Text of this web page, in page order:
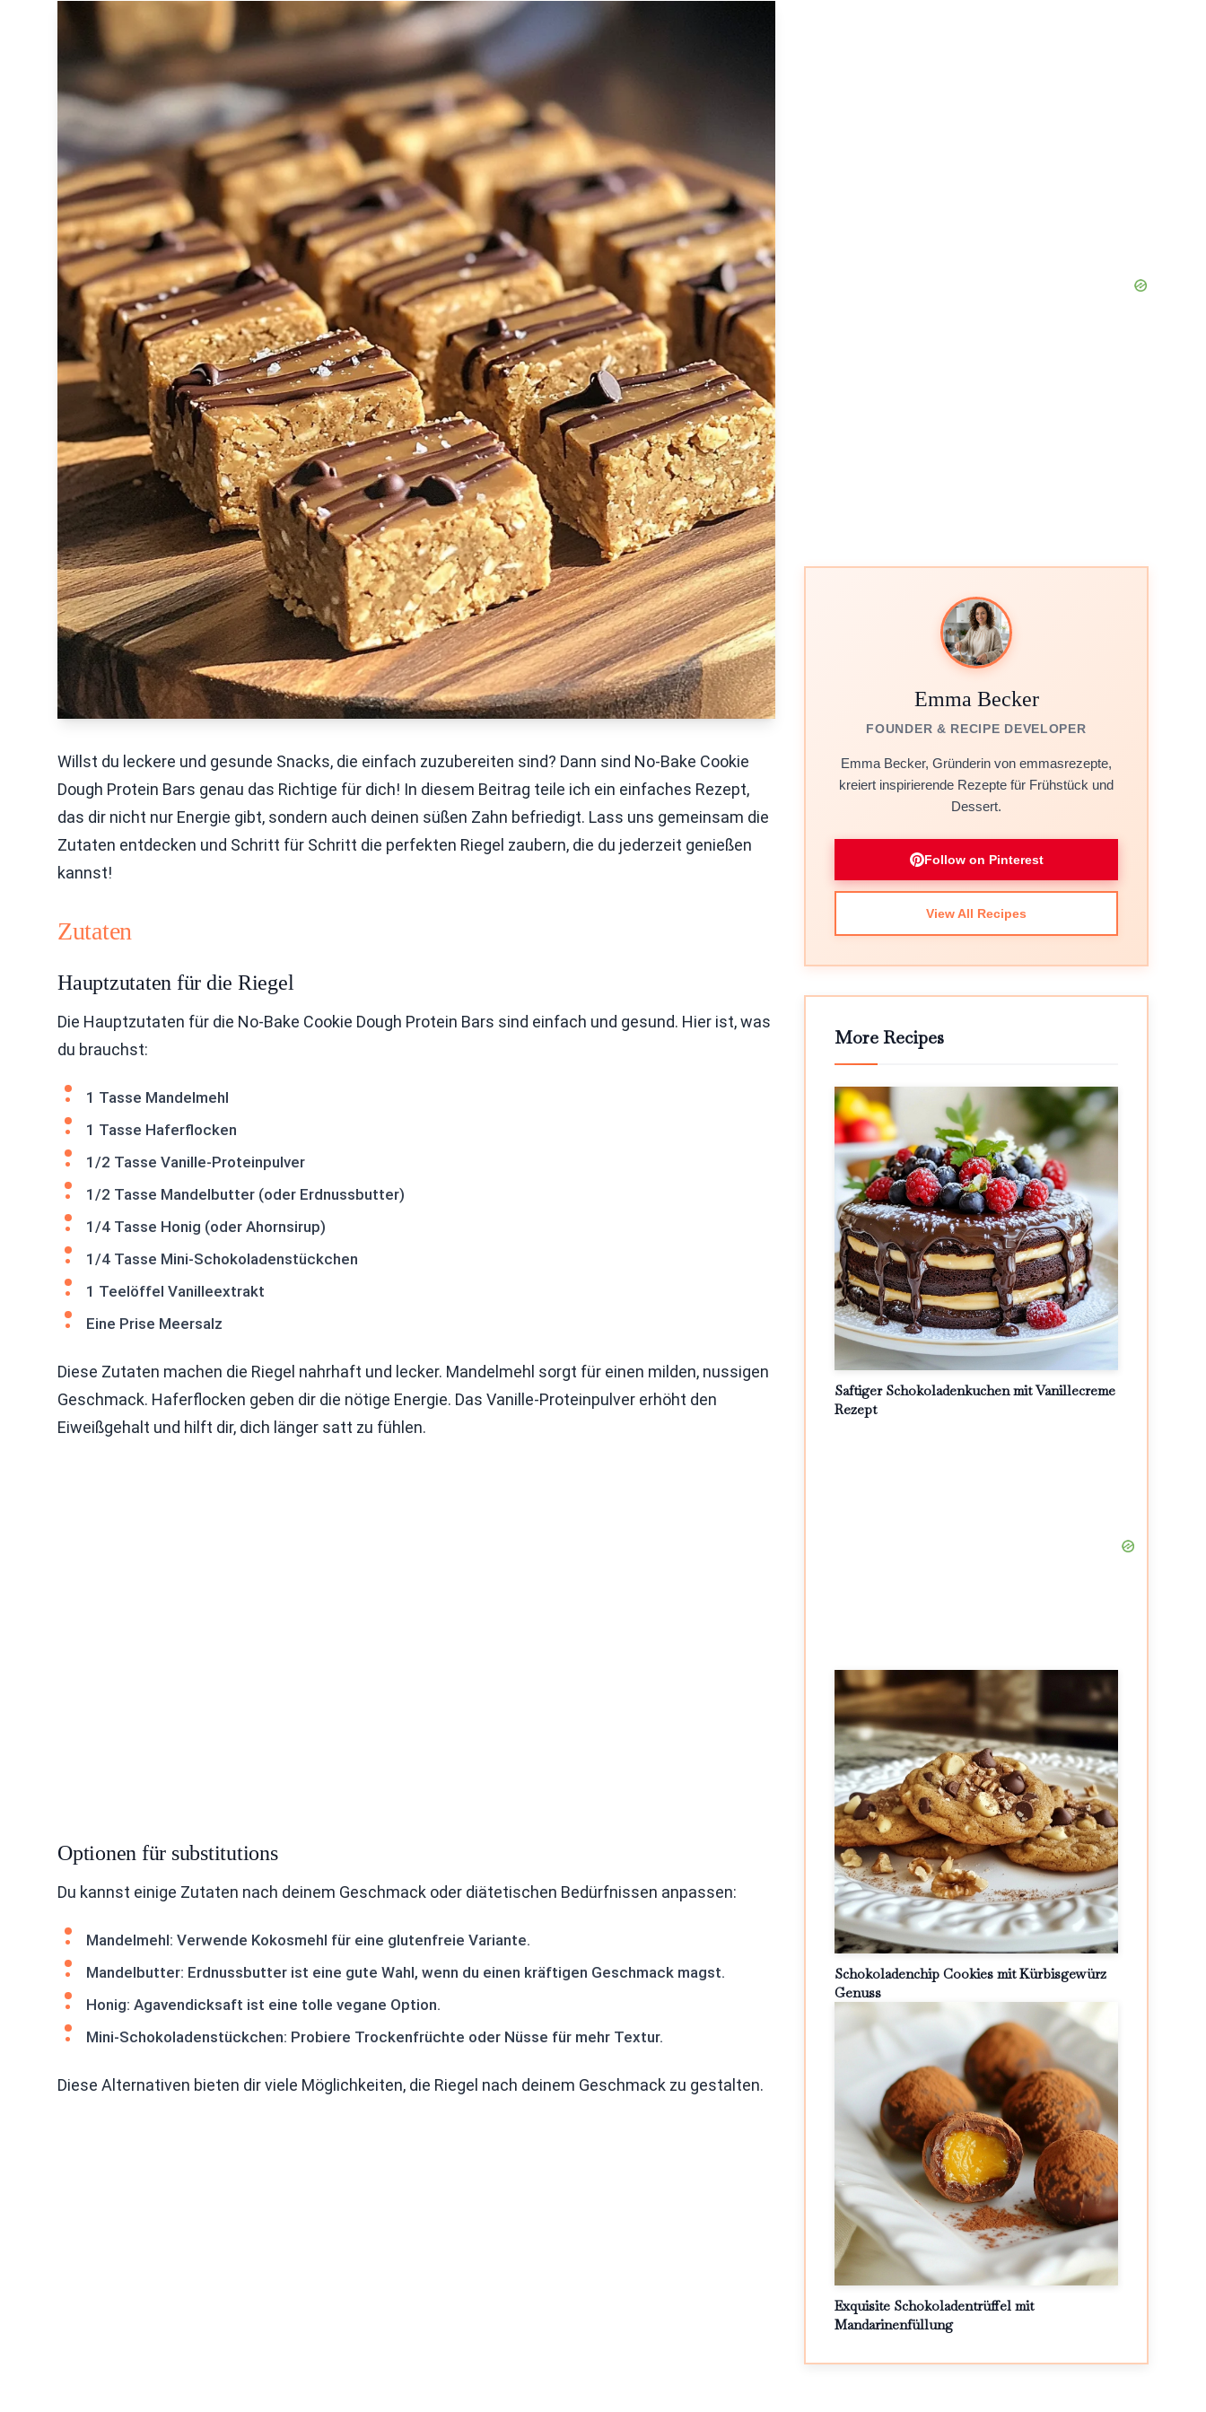
Willst du leckere und gesunde Snacks, die einfach zuzubereiten sind? Dann sind No-Bake Cookie
Dough Protein Bars genau das Richtige für dich! In diesem Beitrag teile ich ein einfaches Rezept,
das dir nicht nur Energie gibt, sondern auch deinen süßen Zahn befriedigt. Lass uns gemeinsam die
Zutaten entdecken und Schritt für Schritt die perfekten Riegel zaubern, die du jederzeit genießen
kannst!
Zutaten
Hauptzutaten für die Riegel
Die Hauptzutaten für die No-Bake Cookie Dough Protein Bars sind einfach und gesund. Hier ist, was
du brauchst:
1 Tasse Mandelmehl
1 Tasse Haferflocken
1/2 Tasse Vanille-Proteinpulver
1/2 Tasse Mandelbutter (oder Erdnussbutter)
1/4 Tasse Honig (oder Ahornsirup)
1/4 Tasse Mini-Schokoladenstückchen
1 Teelöffel Vanilleextrakt
Eine Prise Meersalz
Diese Zutaten machen die Riegel nahrhaft und lecker. Mandelmehl sorgt für einen milden, nussigen
Geschmack. Haferflocken geben dir die nötige Energie. Das Vanille-Proteinpulver erhöht den
Eiweißgehalt und hilft dir, dich länger satt zu fühlen.
Optionen für substitutions
Du kannst einige Zutaten nach deinem Geschmack oder diätetischen Bedürfnissen anpassen:
Mandelmehl: Verwende Kokosmehl für eine glutenfreie Variante.
Mandelbutter: Erdnussbutter ist eine gute Wahl, wenn du einen kräftigen Geschmack magst.
Honig: Agavendicksaft ist eine tolle vegane Option.
Mini-Schokoladenstückchen: Probiere Trockenfrüchte oder Nüsse für mehr Textur.
Diese Alternativen bieten dir viele Möglichkeiten, die Riegel nach deinem Geschmack zu gestalten.
Emma Becker
FOUNDER & RECIPE DEVELOPER
Emma Becker, Gründerin von emmasrezepte,
kreiert inspirierende Rezepte für Frühstück und
Dessert.
Follow on Pinterest
View All Recipes
More Recipes
Saftiger Schokoladenkuchen mit Vanillecreme
Rezept
Schokoladenchip Cookies mit Kürbisgewürz
Genuss
Exquisite Schokoladentrüffel mit
Mandarinenfüllung